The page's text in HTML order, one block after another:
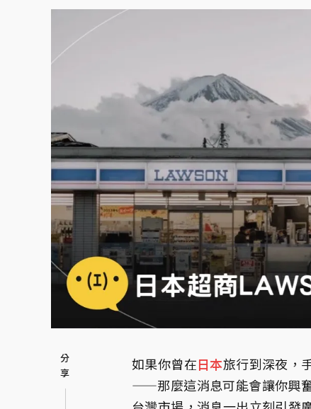
如果你曾在日本旅行到深夜，
——那麼這消息可能會讓你興